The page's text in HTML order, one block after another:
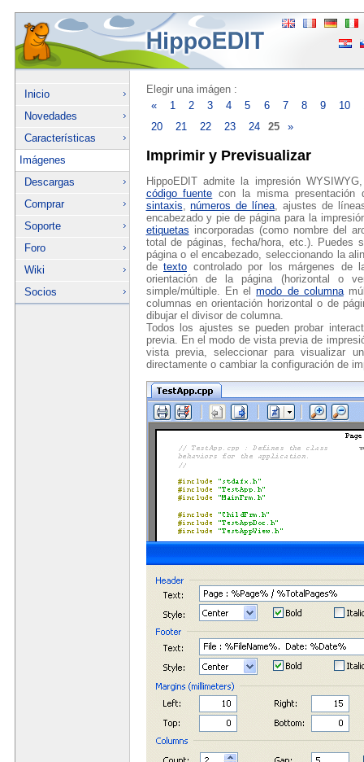
Inicio
Novedades
Características
Imágenes
Descargas
Comprar
Soporte
Foro
Wiki
Socios
Elegir una imágen :
«
1 2 3 4 5 6 7 8 9 10
20
21 22 23 24 25 »
Imprimir y Previsualizar
HippoEDIT admite la impresión
código fuente con la misma
sintaxis,números de línea, ajustes de
encabezado y pie de página para la
etiquetas incorporadas (como nombre del
total de páginas, fecha/hora, etc.). Puedes
página o el encabezado, seleccionando la
de texto controlado por los márgenes de
orientación de la página (horizontal o
simple/múltiple. En elmodo de columna
columnas en orientación horizontal o de
dibujar el divisor de columna.
Todos los ajustes se pueden probar
previa. En el modo de vista previa de
vista previa, seleccionar para visualizar
directamente o cambiar la configuración de